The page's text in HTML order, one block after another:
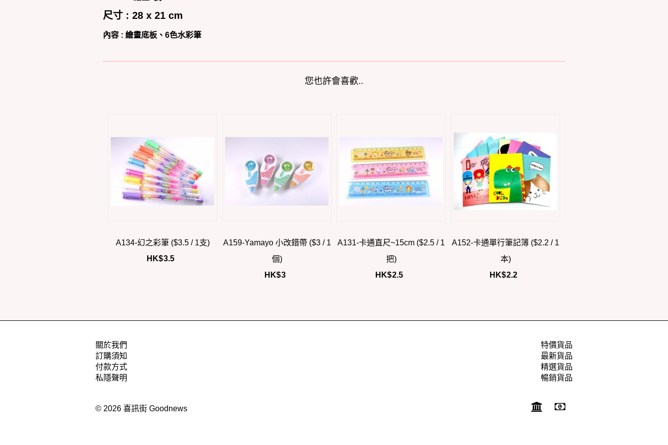
尺寸 : 28 x 21 cm
內容 : 繪畫底板、6色水彩筆
您也許會喜歡..
A134-幻之彩筆 ($3.5 / 1支)
HK$3.5
A159-Yamayo 小改錯帶 ($3 / 1
個)
HK$3
A131-卡通直尺~15cm ($2.5 / 1
把)
HK$2.5
A152-卡通單行筆記簿 ($2.2 / 1
本)
HK$2.2
關於我們
訂購須知
付款方式
私隱聲明
特價貨品
最新貨品
精選貨品
暢銷貨品
© 2026 喜訊街 Goodnews